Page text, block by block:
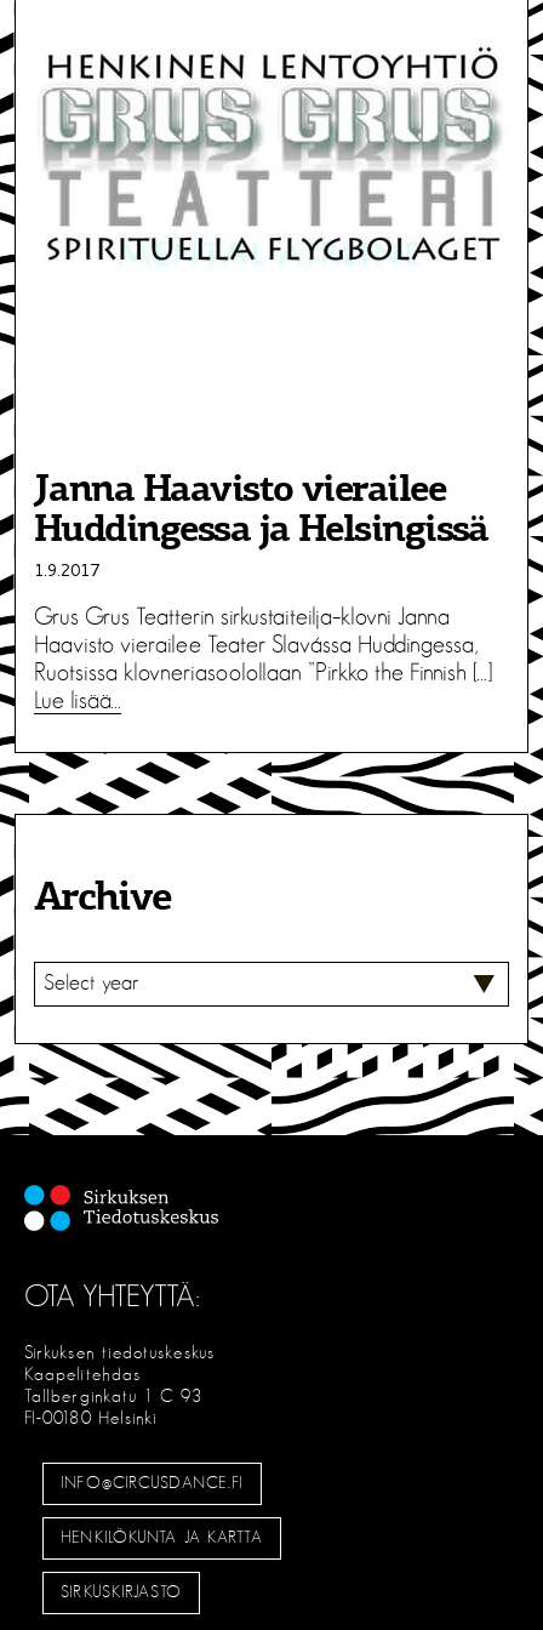
Janna Haavisto vierailee
Huddingessa ja Helsingissä
1.9.2017
Grus Grus Teatterin sirkustaiteilja–klovni Janna
Haavisto vierailee Teater Slavássa Huddingessa,
Ruotsissa klovneriasoolollaan ”Pirkko the Finnish […]
Lue lisää…
Archive
V
I
T
E
OTA YHTEYTTÄ:
Sirkuksen tiedotuskeskus
Kaapelitehdas
Tallberginkatu 1 C 93
FI-00180 Helsinki
INFO@CIRCUSDANCE.FI
HENKILÖKUNTA JA KARTTA
SIRKUSKIRJASTO